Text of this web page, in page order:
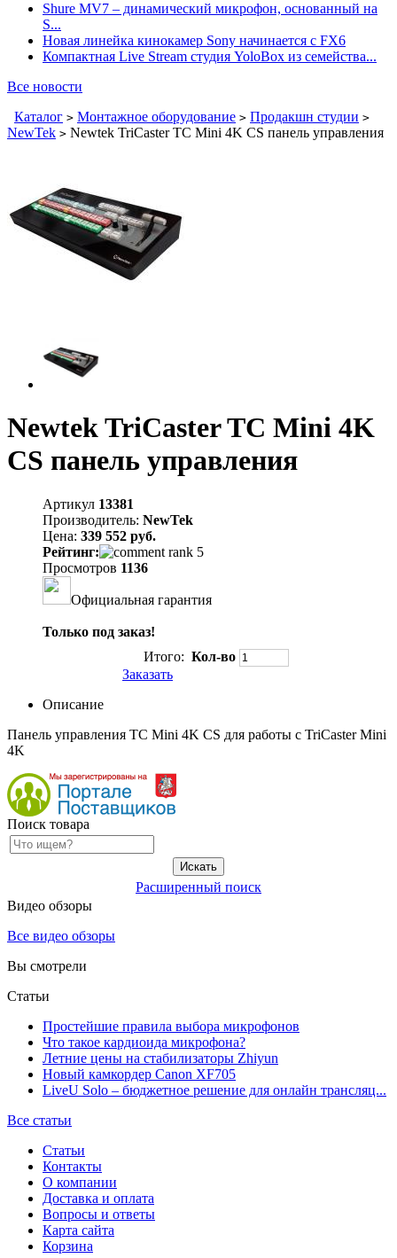
Shure MV7 – динамический микрофон, основанный на
S...
Новая линейка кинокамер Sony начинается с FX6
Компактная Live Stream студия YoloBox из семейства...
Все новости
Каталог > Монтажное оборудование > Продакшн студии >
NewTek > Newtek TriCaster TC Mini 4K CS панель управления
Newtek TriCaster TC Mini 4K
CS панель управления
Артикул 13381
Производитель: NewTek
Цена: 339 552 руб.
Рейтинг:
Просмотров 1136
Официальная гарантия
Только под заказ!
Итого: Кол-во
Заказать
Описание
Панель управления TC Mini 4K CS для работы с TriCaster Mini
4K
Поиск товара
Расширенный поиск
Видео обзоры
Все видео обзоры
Вы смотрели
Статьи
Простейшие правила выбора микрофонов
Что такое кардиоида микрофона?
Летние цены на стабилизаторы Zhiyun
Новый камкордер Canon XF705
LiveU Solo – бюджетное решение для онлайн трансляц...
Все статьи
Статьи
Контакты
О компании
Доставка и оплата
Вопросы и ответы
Карта сайта
Корзина